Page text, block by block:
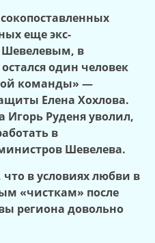
еще экс-
Шевелевым, в
один человек
команды» —
Елена Хохлова.
Игорь Руденя уволил,
в
Шевелева.
в условиях любви в
«чисткам» после
региона довольно